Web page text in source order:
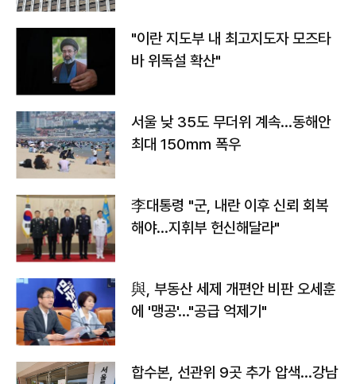
"이란 지도부 내 최고지도자 모즈타
바 위독설 확산"
서울 낮 35도 무더위 계속…동해안
최대 150㎜ 폭우
李대통령 "군, 내란 이후 신뢰 회복
해야…지휘부 헌신해달라"
與, 부동산 세제 개편안 비판 오세훈
에 '맹공'…"공급 억제기"
합수본, 선관위 9곳 추가 압색…강남